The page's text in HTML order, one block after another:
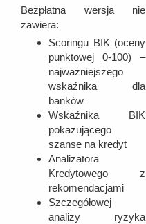
Bezpłatna wersja nie
zawiera:
Scoringu BIK (oceny
punktowej 0-100) –
najważniejszego
wskaźnika dla
banków
Wskaźnika BIK
pokazującego
szanse na kredyt
Analizatora
Kredytowego z
rekomendacjami
Szczegółowej
analizy ryzyka